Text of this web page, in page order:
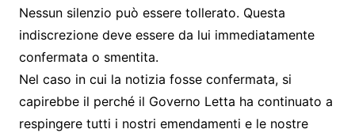
Nessun silenzio può essere tollerato. Questa
indiscrezione deve essere da lui immediatamente
confermata o smentita.
Nel caso in cui la notizia fosse confermata, si
capirebbe il perché il Governo Letta ha continuato a
respingere tutti i nostri emendamenti e le nostre